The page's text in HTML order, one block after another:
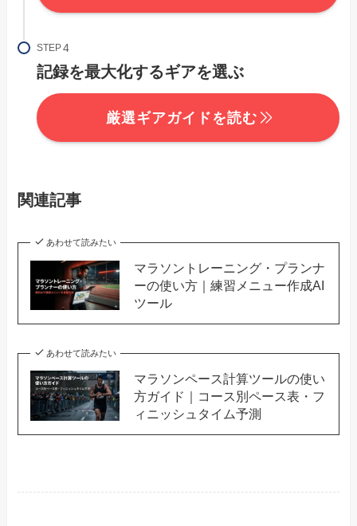
STEP
記録を最大化するギアを選ぶ
厳選ギアガイドを読む
関連記事
あわせて読みたい
マラソントレーニング・プランナ
ーの使い方｜練習メニュー作成AI
ツール
あわせて読みたい
マラソンペース計算ツールの使い
方ガイド｜コース別ペース表・フ
ィニッシュタイム予測